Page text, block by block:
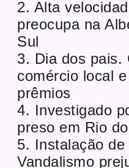
2. Alta
preocupa na
Sul
3. Dia dos pais.
comércio local
prêmios
4. Investigado
preso em Rio
5. Instalação
Vandalismo